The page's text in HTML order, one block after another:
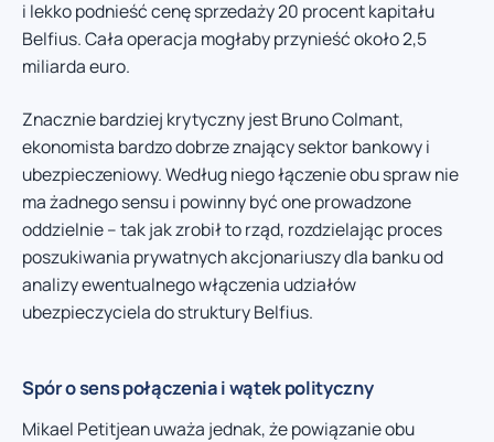
i lekko podnieść cenę sprzedaży 20 procent kapitału
Belfius. Cała operacja mogłaby przynieść około 2,5
miliarda euro.
Znacznie bardziej krytyczny jest Bruno Colmant,
ekonomista bardzo dobrze znający sektor bankowy i
ubezpieczeniowy. Według niego łączenie obu spraw nie
ma żadnego sensu i powinny być one prowadzone
oddzielnie – tak jak zrobił to rząd, rozdzielając proces
poszukiwania prywatnych akcjonariuszy dla banku od
analizy ewentualnego włączenia udziałów
ubezpieczyciela do struktury Belfius.
Spór o sens połączenia i wątek polityczny
Mikael Petitjean uważa jednak, że powiązanie obu